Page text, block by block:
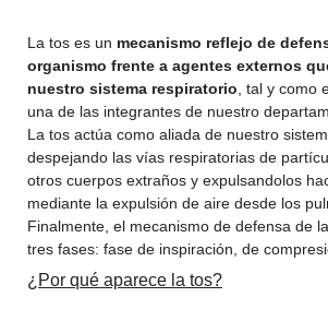
La tos es un mecanismo reflejo de
organismo frente a agentes externos
nuestro sistema respiratorio , tal y como
una de las integrantes de nuestro
La tos actúa como aliada de nuestro
despejando las vías respiratorias de
otros cuerpos extraños y expulsandolos
mediante la expulsión de aire desde los
Finalmente, el mecanismo de defensa de
tres fases: fase de inspiración, de
¿Por qué aparece la tos?